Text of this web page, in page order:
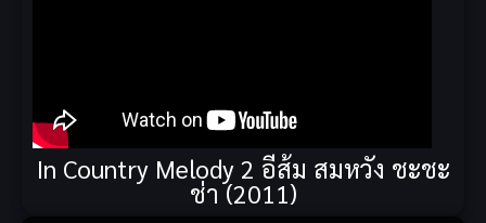
In Country Melody 2 อีส้ม สมหวัง ชะชะ
ช่า (2011)